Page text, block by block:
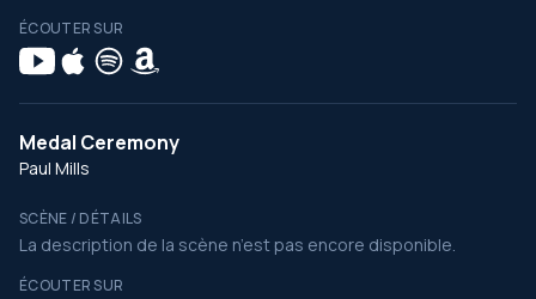
ÉCOUTER SUR
Medal Ceremony
Paul Mills
SCÈNE / DÉTAILS
La description de la scène n’est pas encore disponible.
ÉCOUTER SUR